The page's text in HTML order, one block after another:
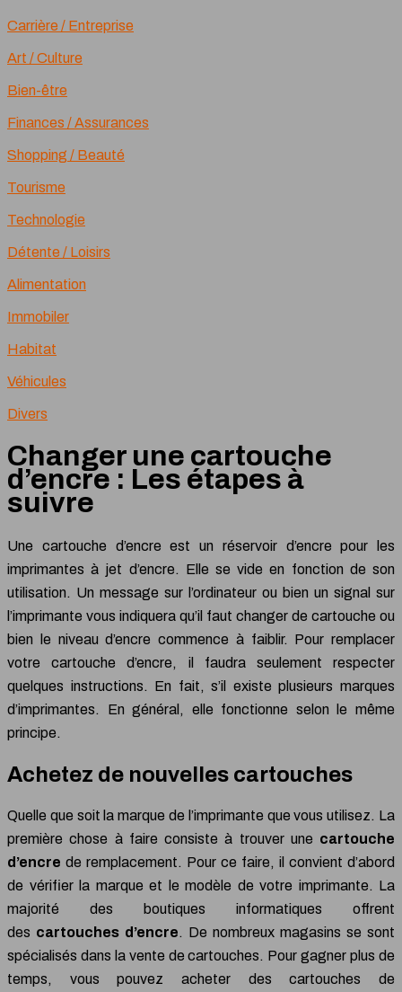
Carrière / Entreprise
Art / Culture
Bien-être
Finances / Assurances
Shopping / Beauté
Tourisme
Technologie
Détente / Loisirs
Alimentation
Immobiler
Habitat
Véhicules
Divers
Changer une cartouche
d’encre : Les étapes à
suivre
Une cartouche d’encre est un réservoir d’encre pour les
imprimantes à jet d’encre. Elle se vide en fonction de son
utilisation. Un message sur l’ordinateur ou bien un signal sur
l’imprimante vous indiquera qu’il faut changer de cartouche ou
bien le niveau d’encre commence à faiblir. Pour remplacer
votre cartouche d’encre, il faudra seulement respecter
quelques instructions. En fait, s’il existe plusieurs marques
d’imprimantes. En général, elle fonctionne selon le même
principe.
Achetez de nouvelles cartouches
Quelle que soit la marque de l’imprimante que vous utilisez. La
première chose à faire consiste à trouver une cartouche
d’encre de remplacement. Pour ce faire, il convient d’abord
de vérifier la marque et le modèle de votre imprimante. La
majorité des boutiques informatiques offrent
des cartouches d’encre. De nombreux magasins se sont
spécialisés dans la vente de cartouches. Pour gagner plus de
temps, vous pouvez acheter des cartouches de